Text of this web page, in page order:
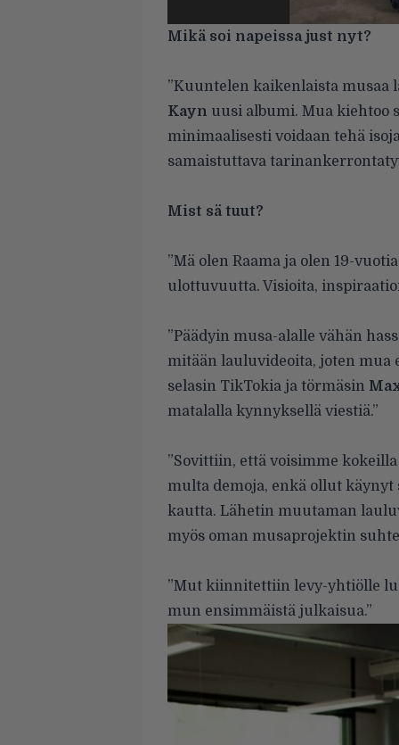
Mikä soi napeissa just nyt?
”Kuuntelen kaikenlaista musaa
Kayn uusi albumi. Mua kiehtoo
minimaalisesti voidaan tehä
samaistuttava
Mist sä tuut?
”Mä olen Raama ja olen 19-
ulottuvuutta. Visioita,
”Päädyin musa-alalle vähän
mitään lauluvideoita, joten mua
selasin TikTokia ja törmäsin
matalalla kynnyksellä viestiä.”
”Sovittiin, että voisimme
multa demoja, enkä ollut
kautta. Lähetin muutaman
myös oman musaprojektin
”Mut kiinnitettiin levy-yhtiölle
mun ensimmäistä julkaisua.”